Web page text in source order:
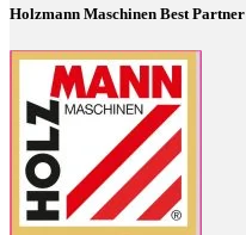
Holzmann Maschinen Best Partner